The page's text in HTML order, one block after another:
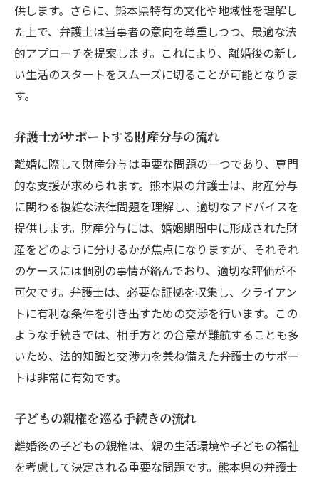
供します。さらに、熊本県特有の文化や地域性を理解し
た上で、弁護士は当事者の意向を尊重しつつ、最適な法
的アプローチを提案します。これにより、離婚後の新し
い生活のスタートをスムーズに切ることが可能となりま
す。
弁護士がサポートする財産分与の流れ
離婚に際して財産分与は重要な問題の一つであり、専門
的な支援が求められます。熊本県の弁護士は、財産分与
に関わる複雑な法律問題を理解し、適切なアドバイスを
提供します。財産分与には、婚姻期間中に形成された財
産をどのように分けるかが焦点になりますが、それぞれ
のケースには個別の事情が絡んでおり、適切な評価が不
可欠です。弁護士は、必要な証拠を収集し、クライアン
トに有利な条件を引き出すための交渉を行います。この
ような手続きでは、相手方との合意が難航することも多
いため、法的知識と交渉力を兼ね備えた弁護士のサポー
トは非常に有効です。
子どもの親権を巡る手続きの流れ
離婚後の子どもの親権は、親の生活環境や子どもの福祉
を考慮して決定される重要な問題です。熊本県の弁護士